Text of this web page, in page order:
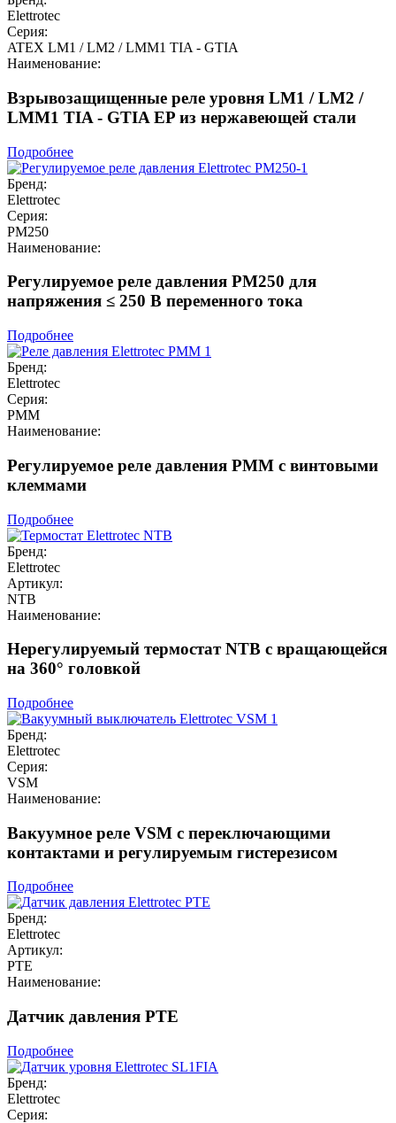
Elettrotec
Серия:
ATEX LM1 / LM2 / LMM1 TIA - GTIA
Наименование:
Взрывозащищенные реле уровня LM1 / LM2 /
LMM1 TIA - GTIA EP из нержавеющей стали
Подробнее
Бренд:
Elettrotec
Серия:
PM250
Наименование:
Регулируемое реле давления PM250 для
напряжения ≤ 250 В переменного тока
Подробнее
Бренд:
Elettrotec
Серия:
PMM
Наименование:
Регулируемое реле давления PMM с винтовыми
клеммами
Подробнее
Бренд:
Elettrotec
Артикул:
NTB
Наименование:
Нерегулируемый термостат NTB с вращающейся
на 360° головкой
Подробнее
Бренд:
Elettrotec
Серия:
VSM
Наименование:
Вакуумное реле VSM с переключающими
контактами и регулируемым гистерезисом
Подробнее
Бренд:
Elettrotec
Артикул:
PTE
Наименование:
Датчик давления PTE
Подробнее
Бренд:
Elettrotec
Серия: